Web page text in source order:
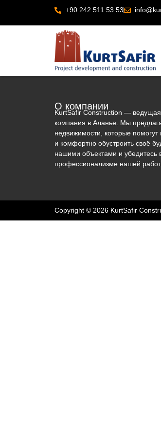
+90 242 511 53 53
О компании
KurtSafir Construction —
компания в Аланье. Мы
недвижимости, которые
и комфортно обустроить своё
нашими объектами и убедитесь
профессионализме нашей
Copyright © 2026 KurtSafir